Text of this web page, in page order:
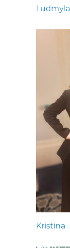
Ludmyla
Kristina